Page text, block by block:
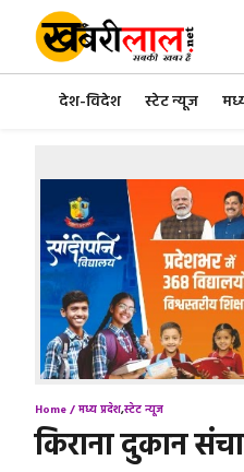
content
देश-विदेश स्टेट न्यूज
Home /मध्य प्रदेश,स्टेट न्यूज
किराना दुकान